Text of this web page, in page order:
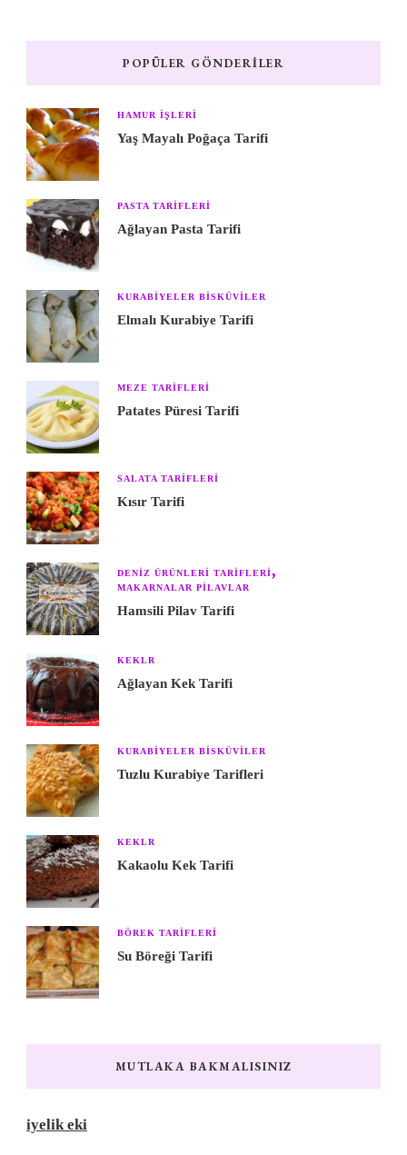
POPÜLER GÖNDERILER
HAMUR IŞLERI
Yaş Mayalı Poğaça Tarifi
PASTA TARIFLERI
Ağlayan Pasta Tarifi
KURABIYELER BISKÜVILER
Elmalı Kurabiye Tarifi
MEZE TARIFLERI
Patates Püresi Tarifi
SALATA TARIFLERI
Kısır Tarifi
DENIZ ÜRÜNLERI TARIFLERI
MAKARNALAR PILAVLAR
Hamsili Pilav Tarifi
KEKLR
Ağlayan Kek Tarifi
KURABIYELER BISKÜVILER
Tuzlu Kurabiye Tarifleri
KEKLR
Kakaolu Kek Tarifi
BÖREK TARIFLERI
Su Böreği Tarifi
MUTLAKA BAKMALISINIZ
iyelik eki